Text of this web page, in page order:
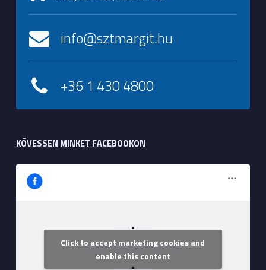
info@sztmargit.hu
+36 1 430 4800
KÖVESSEN MINKET FACEBOOKON
Szent Margit Kórház
Click to accept marketing cookies and
enable this content